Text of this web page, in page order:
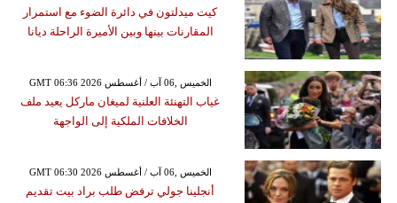
كيت ميدلتون في دائرة الضوء مع استمرار
المقارنات بينها وبين الأميرة الراحلة ديانا
GMT 06:36 2026 الخميس ,06 آب / أغسطس
غياب التهنئة العلنية لميغان ماركل يعيد ملف
الخلافات الملكية إلى الواجهة
GMT 06:30 2026 الخميس ,06 آب / أغسطس
أنجلينا جولي ترفض طلب براد بيت تقديم